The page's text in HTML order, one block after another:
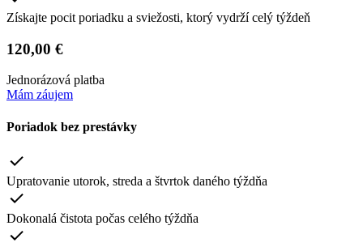
Získajte pocit poriadku a sviežosti, ktorý vydrží celý týždeň
120,00 €
Jednorázová platba
Mám záujem
Poriadok bez prestávky
Upratovanie utorok, streda a štvrtok daného týždňa
Dokonalá čistota počas celého týždňa